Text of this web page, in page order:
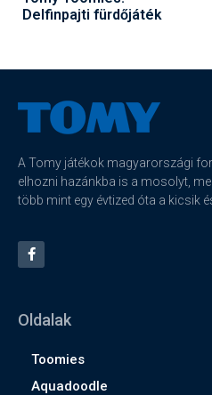
Delfinpajti fürdőjáték
A Tomy játékok magyarországi
elhozni hazánkba is a mosolyt,
több mint egy évtized óta a kicsik
Oldalak
Toomies
Aquadoodle